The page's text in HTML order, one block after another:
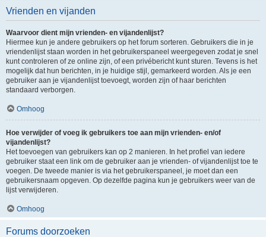
Vrienden en vijanden
Waarvoor dient mijn vrienden- en vijandenlijst?
Hiermee kun je andere gebruikers op het forum sorteren. Gebruikers die in je
vriendenlijst staan worden in het gebruikerspaneel weergegeven zodat je snel
kunt controleren of ze online zijn, of een privébericht kunt sturen. Tevens is het
mogelijk dat hun berichten, in je huidige stijl, gemarkeerd worden. Als je een
gebruiker aan je vijandenlijst toevoegt, worden zijn of haar berichten
standaard verborgen.
Omhoog
Hoe verwijder of voeg ik gebruikers toe aan mijn vrienden- en/of
vijandenlijst?
Het toevoegen van gebruikers kan op 2 manieren. In het profiel van iedere
gebruiker staat een link om de gebruiker aan je vrienden- of vijandenlijst toe te
voegen. De tweede manier is via het gebruikerspaneel, je moet dan een
gebruikersnaam opgeven. Op dezelfde pagina kun je gebruikers weer van de
lijst verwijderen.
Omhoog
Forums doorzoeken